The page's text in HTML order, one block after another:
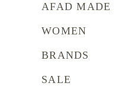
AFAD MADE
WOMEN
BRANDS
SALE